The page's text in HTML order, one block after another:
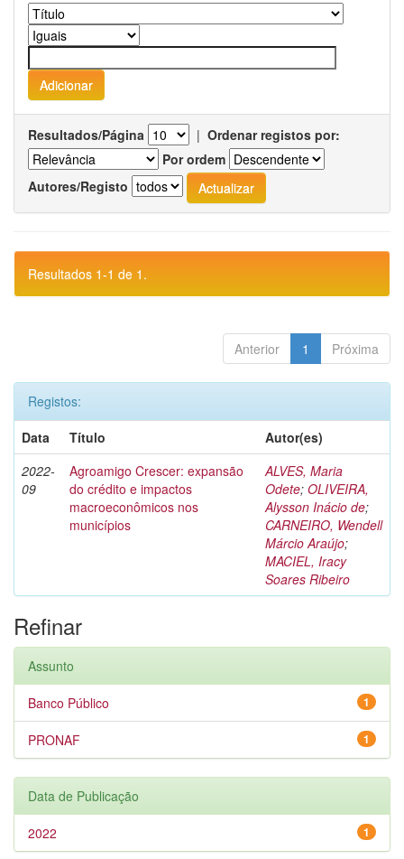
Resultados/Página | Ordenar registos por:
Por ordem
Autores/Registo
Resultados 1-1 de 1.
Anterior 1 Próxima
Registos:
Data
Título
Autor(es)
2022-
09
Agroamigo Crescer: expansão
do crédito e impactos
macroeconômicos nos
municípios
ALVES, Maria
Odete; OLIVEIRA,
Alysson Inácio de;
CARNEIRO, Wendell
Márcio Araújo;
MACIEL, Iracy
Soares Ribeiro
Refinar
Assunto
1
Banco Público
1
PRONAF
Data de Publicação
1
2022